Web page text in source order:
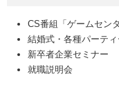
CS番組「ゲームセン
結婚式・各種パーティ
新卒者企業セミナー
就職説明会